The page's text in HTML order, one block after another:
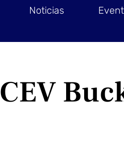
Noticias
CEV